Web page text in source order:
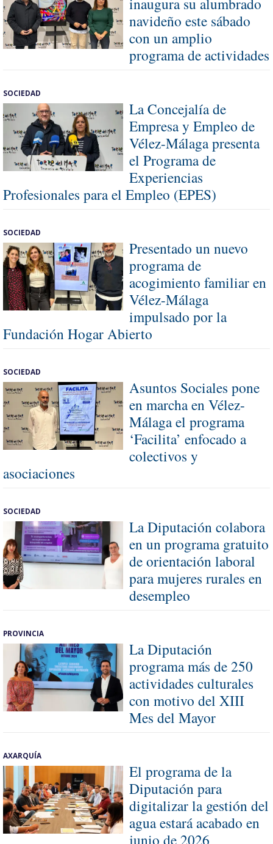
navideño este sábado
con un amplio
programa de actividades
SOCIEDAD
La Concejalía de
Empresa y Empleo de
Vélez-Málaga presenta
el Programa de
Experiencias
Profesionales para el Empleo (EPES)
SOCIEDAD
Presentado un nuevo
programa de
acogimiento familiar en
Vélez-Málaga
impulsado por la
Fundación Hogar Abierto
SOCIEDAD
Asuntos Sociales pone
en marcha en Vélez-
Málaga el programa
‘Facilita’ enfocado a
colectivos y
asociaciones
SOCIEDAD
La Diputación colabora
en un programa gratuito
de orientación laboral
para mujeres rurales en
desempleo
PROVINCIA
La Diputación
programa más de 250
actividades culturales
con motivo del XIII
Mes del Mayor
AXARQUÍA
El programa de la
Diputación para
digitalizar la gestión del
agua estará acabado en
junio de 2026